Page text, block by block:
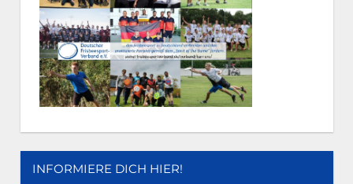
INFORMIERE DICH HIER!